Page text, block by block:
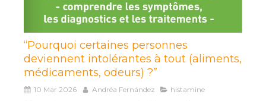
“Pourquoi certaines personnes
deviennent intolérantes à tout (aliments,
médicaments, odeurs) ?”
10 Mar 2026 Andréa Fernández histamine